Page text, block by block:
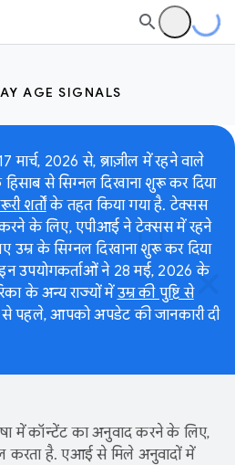
AGE SIGNALS
2026 से, ब्राज़ील में रहने वाले
से सिग्नल दिखाना शुरू कर दिया
शर्तोंके तहत किया गया है. टेक्सस
के लिए, एपीआई ने टेक्सस में रहने
उम्र के सिग्नल दिखाना शुरू कर दिया
इन उपयोगकर्ताओं ने 28 मई, 2026 के
के अन्य राज्यों में उम्र की पुष्टि से
से पहले, आपको अपडेट की जानकारी दी
में कॉन्टेंट का अनुवाद करने के लिए,
करता है. एआई से मिले अनुवादों में